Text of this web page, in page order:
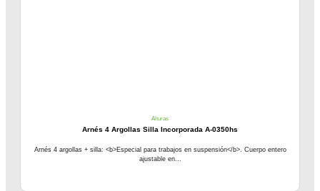
Alturas
Arnés 4 Argollas Silla Incorporada A-0350hs
Arnés 4 argollas + silla: <b>Especial para trabajos en suspensión</b>. Cuerpo entero
ajustable en...